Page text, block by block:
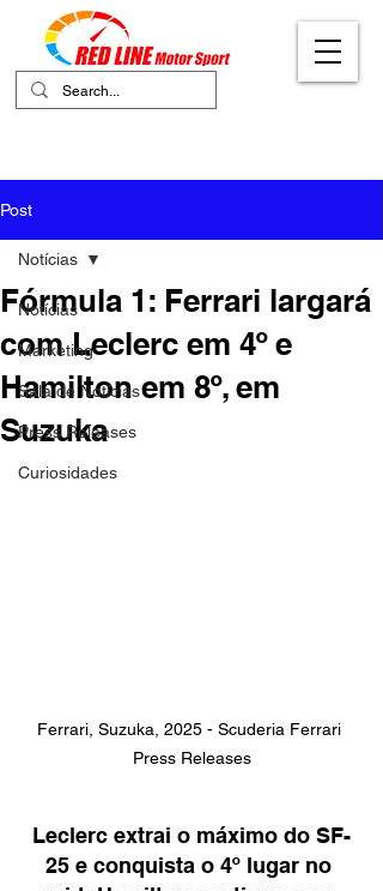
Post
Notícias
Marketing
Sala de Notícias
Press Releases
Curiosidades
Notícias
Fórmula 1: Ferrari largará
com Leclerc em 4º e
Hamilton em 8º, em
Suzuka
Ferrari, Suzuka, 2025 - Scuderia Ferrari
Press Releases
Leclerc extrai o máximo do SF-
25 e conquista o 4º lugar no